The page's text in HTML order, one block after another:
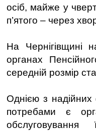
осіб, майже у
п’ятого – через
На Чернігівщині
органах
середній розмір
Однією з
потребами є